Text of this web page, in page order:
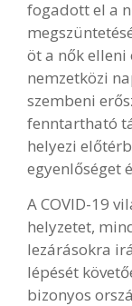
fogadott el a
öt a nők elleni
nemzetközi
szembeni
fenntartható
helyezi
egyenlőséget
A COVID-19
helyzetet,
lezárásokra
lépését
bizonyos